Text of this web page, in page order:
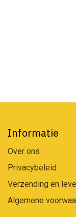
Informatie
Over ons
Privacybeleid
Verzending en
Algemene